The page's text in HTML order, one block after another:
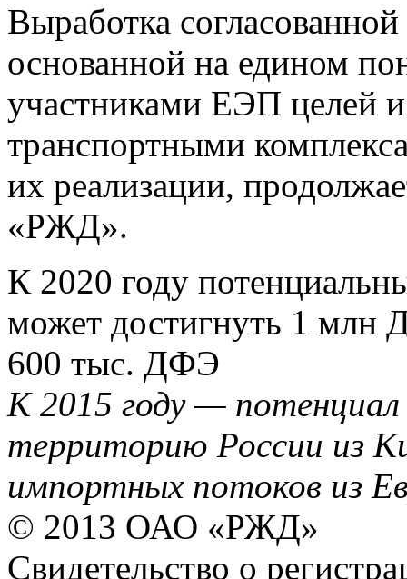
Выработка
основанной на едином
участниками ЕЭП целей
транспортными
их реализации,
«РЖД».
К 2020 году
может достигнуть 1 млн
600 тыс. ДФЭ
К 2015 году — потенциал
территорию России из
импортных потоков из
© 2013 ОАО «РЖД»
Свидетельство о